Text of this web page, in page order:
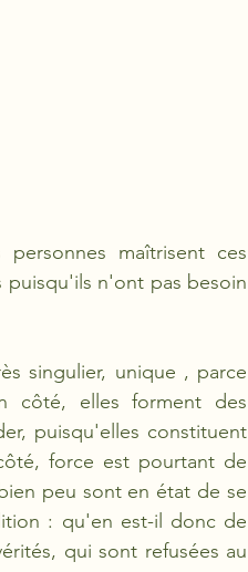
maîtrisent ces
puisqu'ils n'ont pas besoin
singulier, unique , parce
côté, elles forment des
puisqu'elles constituent
force est pourtant de
peu sont en état de se
: qu'en est-il donc de
qui sont refusées au